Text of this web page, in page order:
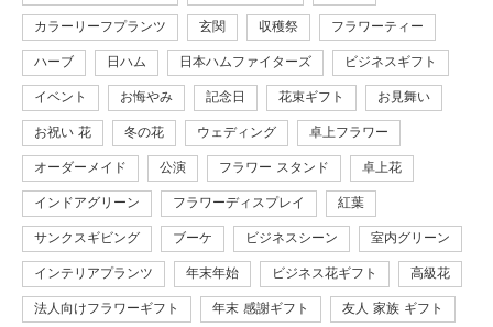
カラーリーフプランツ 玄関 収穫祭 フラワーティー
ハーブ 日ハム 日本ハムファイターズ ビジネスギフト
イベント お悔やみ 記念日 花束ギフト お見舞い
お祝い 花 冬の花 ウェディング 卓上フラワー
オーダーメイド 公演 フラワー スタンド 卓上花
インドアグリーン フラワーディスプレイ 紅葉
サンクスギビング ブーケ ビジネスシーン 室内グリーン
インテリアプランツ 年末年始 ビジネス花ギフト 高級花
法人向けフラワーギフト 年末 感謝ギフト 友人 家族 ギフト